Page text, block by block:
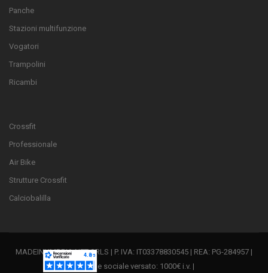
Panche
Stazioni multifunzione
Vogatori
Trampolini
Ricambi
Crossfit
Professionale
Air Bike
Strutture Crossfit
Calciobalilla
MADEINUMBRIA.NET SRLS | P. IVA: IT03378830545 | REA: PG-284957 |
Capitale sociale versato: 1000€ i.v. |